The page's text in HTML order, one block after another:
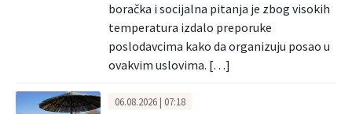
boračka i socijalna pitanja je zbog visokih
temperatura izdalo preporuke
poslodavcima kako da organizuju posao u
ovakvim uslovima. […]
06.08.2026 | 07:18